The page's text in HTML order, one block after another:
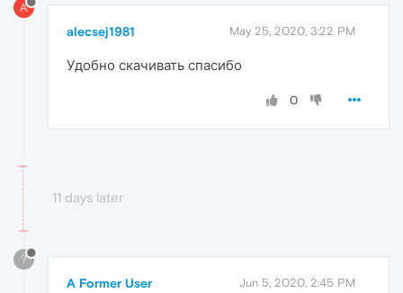
A
alecsej1981 May 25, 2020, 3:22 PM
Удобно скачивать спасибо
0
11 days later
?
A Former User Jun 5, 2020, 2:45 PM